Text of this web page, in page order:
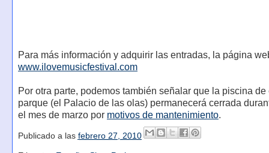
Para más información y adquirir las entradas, la página
www.ilovemusicfestival.com
Por otra parte, podemos también señalar que la piscina de
parque (el Palacio de las olas) permanecerá cerrada
el mes de marzo por motivos de mantenimiento.
Publicado a las febrero 27, 2010